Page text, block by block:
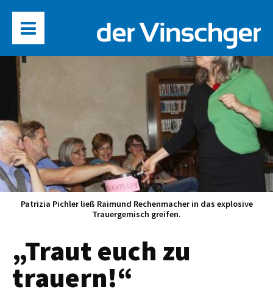
Patrizia Pichler ließ Raimund Rechenmacher in das explosive
Trauergemisch greifen.
„Traut euch zu
trauern!“